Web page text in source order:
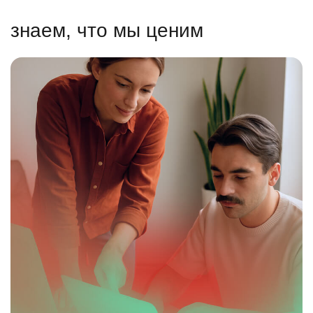
знаем, что мы ценим